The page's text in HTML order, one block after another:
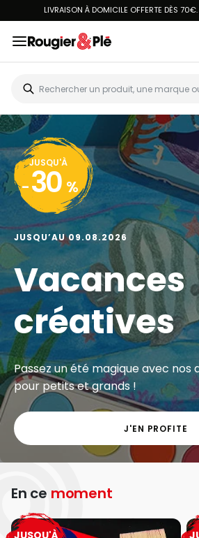
LIVRAISON À DOMICILE OFFERTE DÈS 70€.
JUSQU'À
- 30 %
JUSQU’AU 09.08.2026
Vacances
créatives
Passez un été magique avec
pour petits et grands !
J'EN PROFITE
En ce moment
JUSQU'À